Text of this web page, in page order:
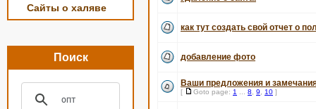
Сайты о халяве
Поиск
как тут создать свой отчет о
добавление фото
Ваши предложения и
[ Goto page: 1 8 9 10 ]